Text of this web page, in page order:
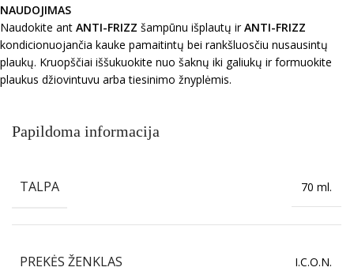
NAUDOJIMAS
Naudokite ant ANTI-FRIZZ šampūnu išplautų irANTI-FRIZZ
kondicionuojančia kauke pamaitintų bei rankšluosčiu nusausintų
plaukų. Kruopščiai iššukuokite nuo šaknų iki galiukų ir formuokite
plaukus džiovintuvu arba tiesinimo žnyplėmis.
Papildoma informacija
TALPA 70 ml.
PREKĖS ŽENKLAS I.C.O.N.